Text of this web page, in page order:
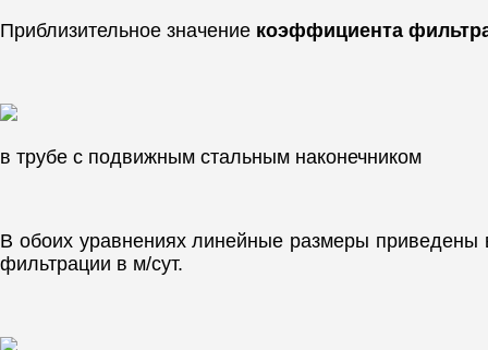
Приблизительное значение коэффициента
в трубе с подвижным стальным наконечником
В обоих уравнениях линейные размеры
фильтрации в м/сут.